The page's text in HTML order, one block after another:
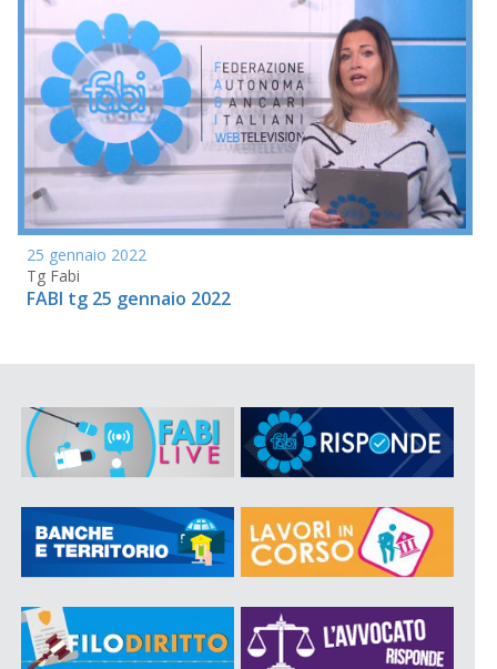
25 gennaio 2022
Tg Fabi
FABI tg 25 gennaio 2022